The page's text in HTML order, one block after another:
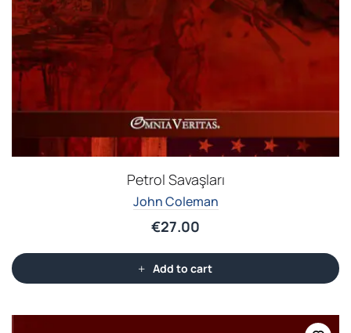
Petrol Savaşları
John Coleman
€27.00
Add to cart